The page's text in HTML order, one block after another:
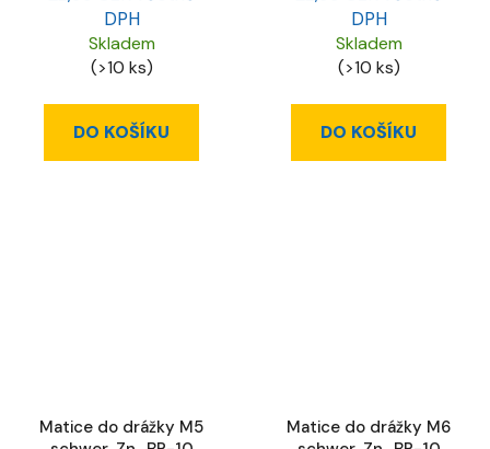
DPH
Skladem
(>10 ks)
DO KOŠÍKU
DPH
Skladem
(>10 ks)
DO KOŠÍKU
Matice do drážky M5
Matice do drážky M6